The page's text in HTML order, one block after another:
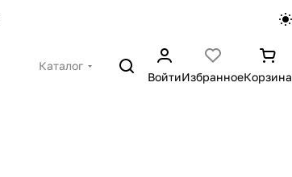
Каталог
ВойтиИзбранноеКорзина